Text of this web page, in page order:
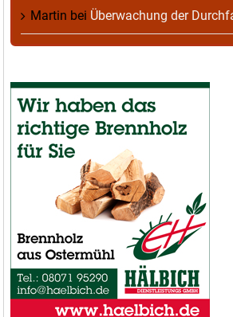
Martin bei Überwachung der